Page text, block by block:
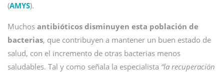
(AMYS).
Muchos antibióticos disminuyen esta población de
bacterias, que contribuyen a mantener un buen estado de
salud, con el incremento de otras bacterias menos
saludables. Tal y como señala la especialista “la recuperación